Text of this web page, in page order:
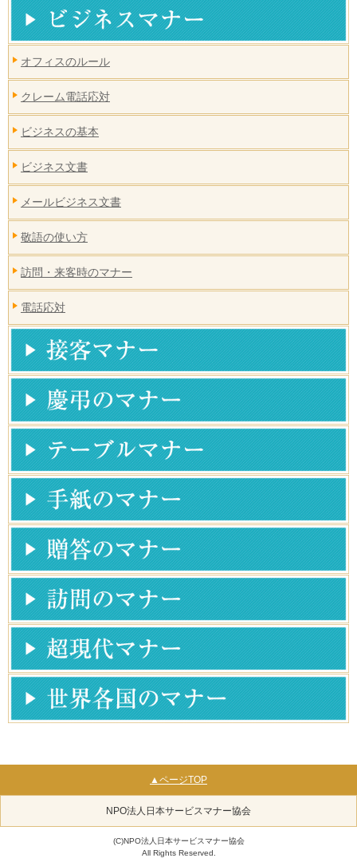
オフィスのルール
クレーム電話応対
ビジネスの基本
ビジネス文書
メールビジネス文書
敬語の使い方
訪問・来客時のマナー
電話応対
▲ページTOP
NPO法人日本サービスマナー協会
(C)NPO法人日本サービスマナー協会
All Rights Reserved.